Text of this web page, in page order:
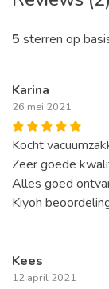
5 sterren op
Karina
26 mei 2021
Kocht
Zeer goede
Alles goed
Kiyoh
Kees
12 april 2021